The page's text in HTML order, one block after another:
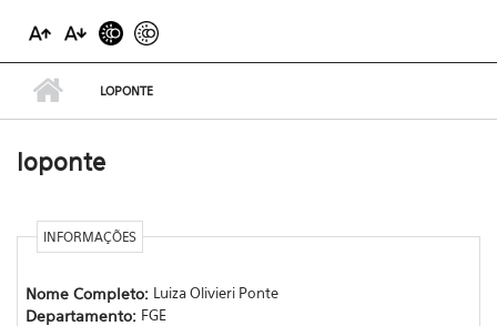
LOPONTE
loponte
INFORMAÇÕES
Nome Completo: Luiza Olivieri Ponte
Departamento: FGE